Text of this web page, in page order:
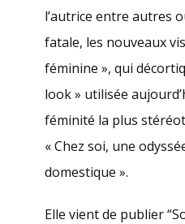
l’autrice entre autres
fatale, les nouveaux
féminine », qui
look » utilisée
féminité la plus
« Chez soi, une
domestique ».
Elle vient de publier